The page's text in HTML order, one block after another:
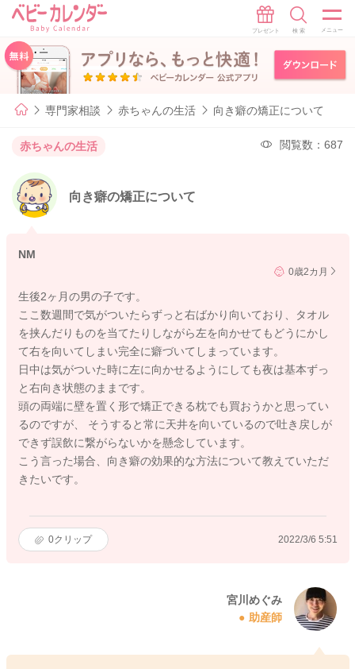
専門家相談 赤ちゃんの生活 向き癖の矯正について
赤ちゃんの生活 閲覧数：687
向き癖の矯正について
NM
0歳2カ月
生後2ヶ月の男の子です。
ここ数週間で気がついたらずっと右ばかり向いており、タオル
を挟んだりものを当てたりしながら左を向かせてもどうにかし
て右を向いてしまい完全に癖づいてしまっています。
日中は気がついた時に左に向かせるようにしても夜は基本ずっ
と右向き状態のままです。
頭の両端に壁を置く形で矯正できる枕でも買おうかと思ってい
るのですが、 そうすると常に天井を向いているので吐き戻しが
できず誤飲に繋がらないかを懸念しています。
こう言った場合、向き癖の効果的な方法について教えていただ
きたいです。
0クリップ 2022/3/6 5:51
宮川めぐみ
助産師